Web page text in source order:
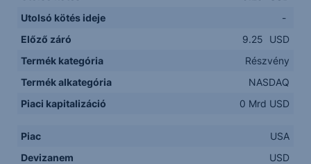
Utolsó kötés ideje
-
Előző záró
9.25
USD
Termék kategória
Részvény
Termék alkategória
NASDAQ
Piaci kapitalizáció
0 Mrd USD
Piac
USA
Devizanem
USD